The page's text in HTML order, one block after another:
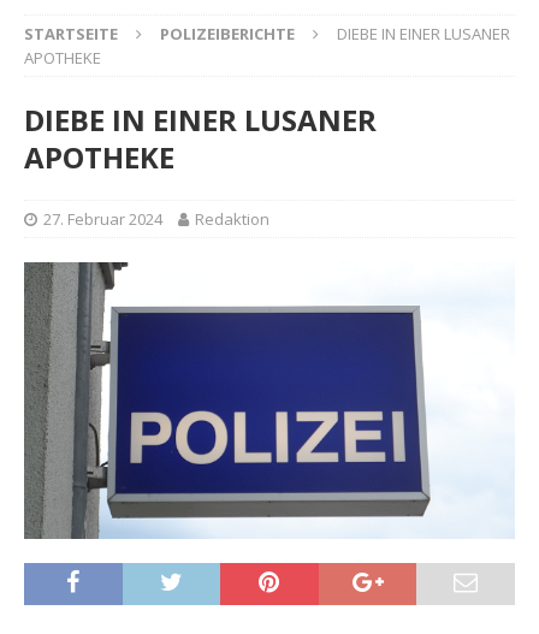
STARTSEITE POLIZEIBERICHTE
DIEBE IN EINER LUSANER
APOTHEKE
DIEBE IN EINER LUSANER
APOTHEKE
27. Februar 2024 Redaktion